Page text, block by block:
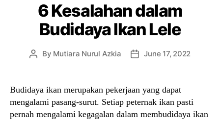
6 Kesalahan dalam
Budidaya Ikan Lele
Post
By Mutiara Nurul Azkia
PostJune 17, 2022
Budidaya ikan merupakan pekerjaan yang dapat
mengalami pasang-surut. Setiap peternak ikan pasti
pernah mengalami kegagalan dalam membudidaya ikan